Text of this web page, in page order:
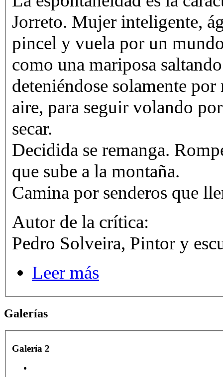
Jorreto. Mujer inteligente, ágil de reflejos y decidida,
pincel y vuela por un
como una mariposa
deteniéndose solamente
aire, para seguir volando
secar.
Decidida se remanga.
que sube a la montaña.
Camina por senderos que
Autor de la crítica:
Pedro Solveira, Pintor y
Leer más
Galerías
Galería 2